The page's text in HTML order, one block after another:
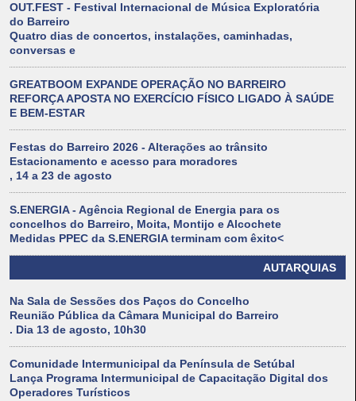
OUT.FEST - Festival Internacional de Música Exploratória
do Barreiro
Quatro dias de concertos, instalações, caminhadas,
conversas e
GREATBOOM EXPANDE OPERAÇÃO NO BARREIRO
REFORÇA APOSTA NO EXERCÍCIO FÍSICO LIGADO À SAÚDE
E BEM-ESTAR
Festas do Barreiro 2026 - Alterações ao trânsito
Estacionamento e acesso para moradores
, 14 a 23 de agosto
S.ENERGIA - Agência Regional de Energia para os
concelhos do Barreiro, Moita, Montijo e Alcochete
Medidas PPEC da S.ENERGIA terminam com êxito<
AUTARQUIAS
Na Sala de Sessões dos Paços do Concelho
Reunião Pública da Câmara Municipal do Barreiro
. Dia 13 de agosto, 10h30
Comunidade Intermunicipal da Península de Setúbal
Lança Programa Intermunicipal de Capacitação Digital dos
Operadores Turísticos